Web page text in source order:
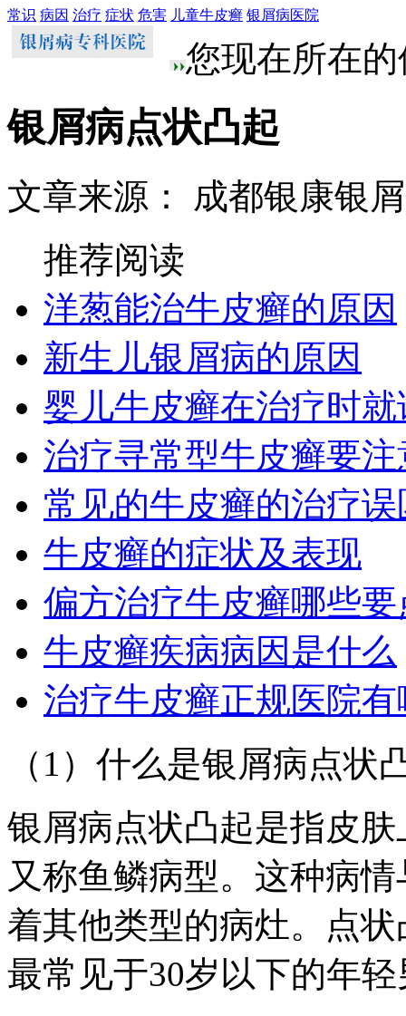
常识 病因 治疗 症状 危害 儿童牛皮癣 银屑病医院
您现在所在
银屑病点状凸起
文章来源： 成都银康银
推荐阅读
洋葱能治牛皮癣的原因
新生儿银屑病的原因
婴儿牛皮癣在治疗时就
治疗寻常型牛皮癣要注
常见的牛皮癣的治疗误
牛皮癣的症状及表现
偏方治疗牛皮癣哪些要
牛皮癣疾病病因是什么
治疗牛皮癣正规医院有
（1）什么是银屑病点状
银屑病点状凸起是指皮
又称鱼鳞病型。这种病
着其他类型的病灶。点
最常见于30岁以下的年